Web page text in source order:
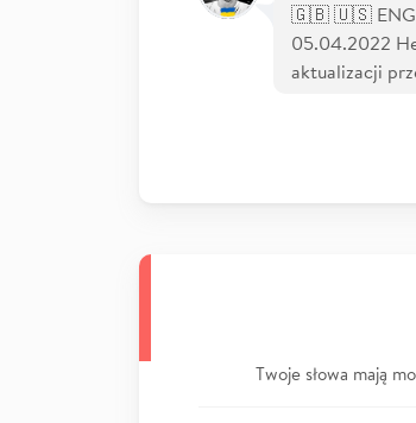
🇬🇧 🇺🇸
05.04.2022
aktualizacji
Twoje słowa mają